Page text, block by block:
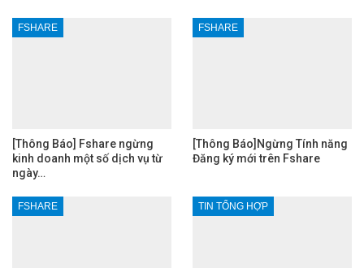
FSHARE
[Thông Báo] Fshare ngừng
kinh doanh một số dịch vụ từ
ngày…
FSHARE
[Thông Báo]Ngừng Tính năng
Đăng ký mới trên Fshare
FSHARE TIN TỔNG HỢP